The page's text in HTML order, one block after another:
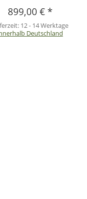
899,00 € *
12 - 14 Werktage
Deutschland